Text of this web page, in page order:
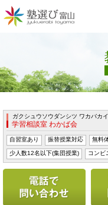
ガクシュウソウダンシツ ワカバカイ
学習相談室 わかば会
自習室あり 振替授業対応 無料
少人数12名以下(集団授業) コンビ